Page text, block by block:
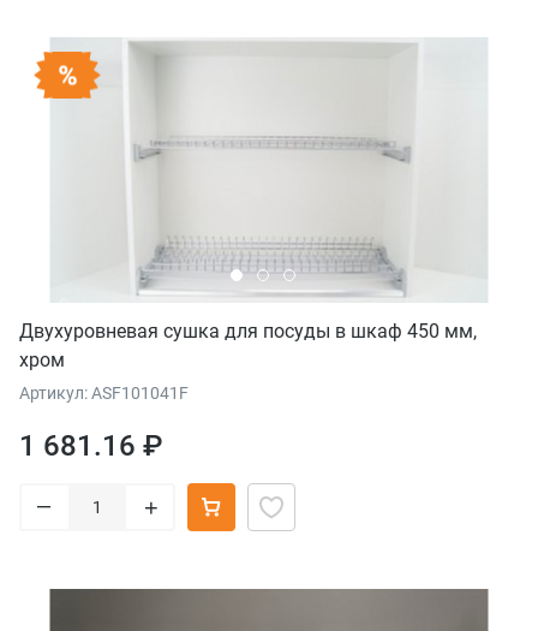
Двухуровневая сушка для посуды в шкаф 450 мм,
хром
Артикул: ASF101041F
1 681.16 ₽
– +